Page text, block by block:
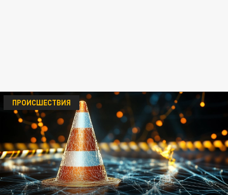
ПРОИСШЕСТВИЯ